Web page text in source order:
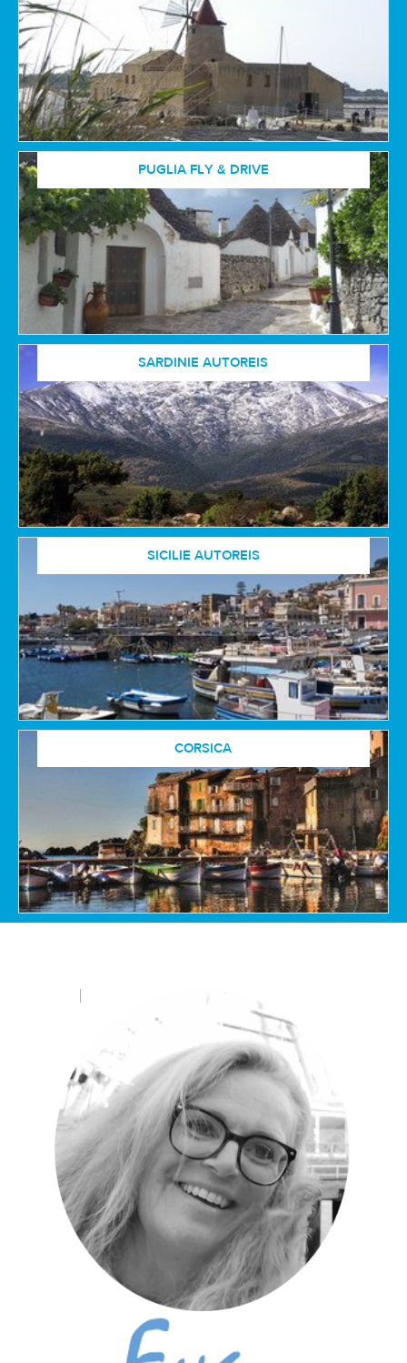
PUGLIA FLY & DRIVE
SARDINIE AUTOREIS
SICILIE AUTOREIS
CORSICA